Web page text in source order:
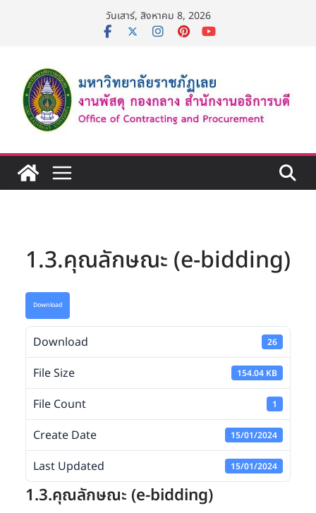
วันเสาร์, สิงหาคม 8, 2026
1.3.คุณลักษณะ (e-bidding)
Download
Download 26
File Size 154.04 KB
File Count 1
Create Date 15/01/2024
Last Updated 15/01/2024
1.3.คุณลักษณะ (e-bidding)